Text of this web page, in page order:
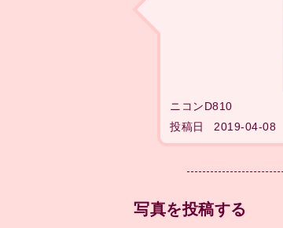
ニコンD810
投稿日
2019-04-08
写真を投稿する